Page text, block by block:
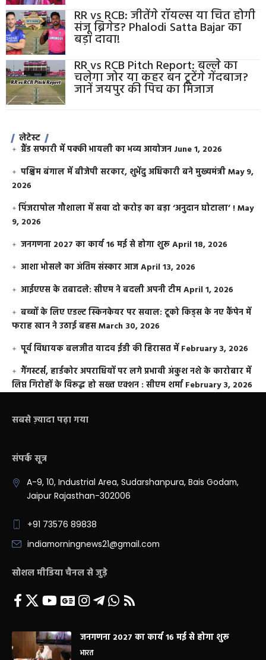
RR vs RCB: जीतेंगे रॉयल्स या चित होगी
संजू ब्रिगेड? Phalodi Satta Bajar का
बड़ा दावा!
RR vs RCB Pitch Report: बल्ले का
चलेगा जोर या कहर बन टूटेंगे गेंदबाज?
जानें जयपुर की पिच का मिजाज
लेटेस्ट
ग्रैंड सफारी में पक्की भायली का भव्य आयोजन June 1, 2026
पश्चिम बंगाल में बीजेपी सरकार, शुभेंदु अधिकारी बने मुख्यमंत्रीMay 9,
2026
​पिंजरापोल गौशाला में सवा दो करोड़ का बड़ा ‘अनुदान घोटाला’ !May
9, 2026
जनगणना 2027 का कार्य 16 मई से होगा शुरूApril 18, 2026
आशा भोसले का अंतिम संस्कार आजApril 13, 2026
आईएएस के तबादले: सीएम ने बदली अपनी टीमApril 1, 2026
बच्चों के लिए एडल्ट स्किनकेयर पर सवाल: टूको किड्स के नए कैंपेन में
फराह खान ने उठाई बहसMarch 30, 2026
पूर्व विधायक बलजीत यादव ईडी की हिरासत में February 3, 2026
गैंगस्टर्स, हार्डकोर अपराधियों पर लगे प्रभावी अंकुश नशे के कारोबार में
लिप्त गिरोहों के विरूद्ध हो सख्त एक्शन : सीएम शर्मा February 3, 2026
सबसे ज़्यादा पढ़ा गया
संपर्क सूत्र
A-9, 10, Industrial Area, Sudarshanpura, Bais Godam,
Jaipur Rajasthan-302006
+91 73576 89838
indiamorningnews21@gmail.com
सोशल मीडिया चैनल से जुड़े
जनगणना 2027 का कार्य 16 मई से होगा शुरू
भारत